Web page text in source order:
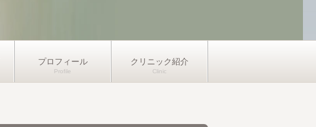
プロフィール クリニック紹介